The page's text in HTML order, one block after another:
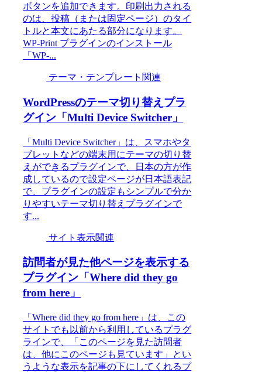
ボタンを追加できます。印刷出力される
のは、投稿（または固定ページ）のタイ
トルと本文にあたる部分になります。
WP-Print プラグインのインストール
「WP-...
テーマ・テンプレート関連
WordPressのテーマ切り替えプラ
グイン「Multi Device Switcher」
「Multi Device Switcher」は、スマホやタ
ブレットなどの端末用にテーマの切り替
えができるプラグインで、日本の方が作
成しているので設定ページが日本語表記
で、プラグインの設定もシンプルで分か
りやすいテーマ切り替えプラグインで
す...
サイト表示関連
訪問者が見た他ページを表示する
プラグイン「Where did they go
from here」
「Where did they go from here」は、この
サイトでも以前から利用しているプラグ
ラインで、「このページを見た訪問者
は、他にこのページも見ています」とい
うような表示を記事の下にしてくれるプ